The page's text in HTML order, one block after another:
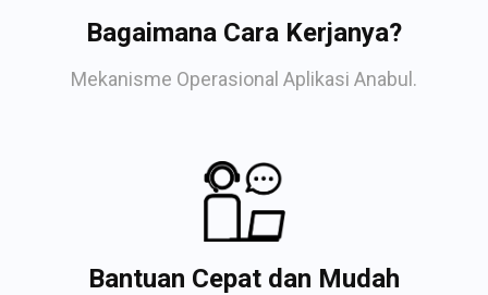
Bagaimana Cara Kerjanya?
Mekanisme Operasional Aplikasi Anabul.
Bantuan Cepat dan Mudah